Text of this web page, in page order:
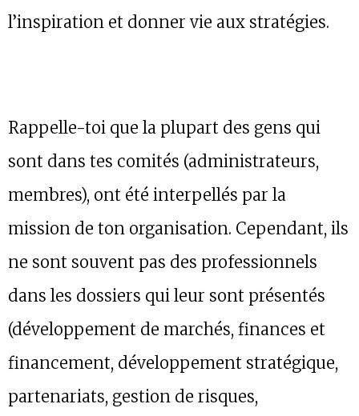
l’inspiration et donner vie aux stratégies.
Rappelle-toi que la plupart des gens qui
sont dans tes comités (administrateurs,
membres), ont été interpellés par la
mission de ton organisation. Cependant, ils
ne sont souvent pas des professionnels
dans les dossiers qui leur sont présentés
(développement de marchés, finances et
financement, développement stratégique,
partenariats, gestion de risques,